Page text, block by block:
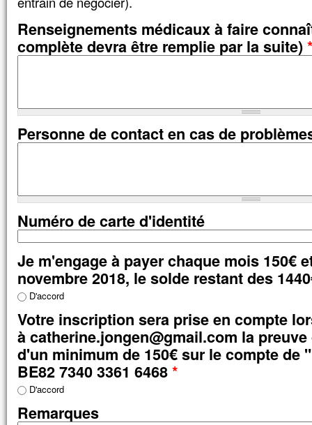
Renseignements médicaux à faire
complète devra être remplie par la suite)*
Personne de contact en cas de
Numéro de carte d'identité
Je m'engage à payer chaque mois 150€
novembre 2018, le solde restant des
D'accord
Votre inscription sera prise en compte
à catherine.jongen@gmail.com la
d'un minimum de 150€ sur le compte de
BE82 7340 3361 6468*
D'accord
Remarques